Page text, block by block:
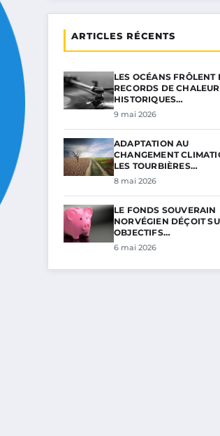
ARTICLES RÉCENTS
LES OCÉANS FRÔLENT
RECORDS DE CHALEUR
HISTORIQUES…
9 mai 2026
ADAPTATION AU
CHANGEMENT
LES TOURBIÈRES…
8 mai 2026
LE FONDS SOUVERAIN
NORVÉGIEN DÉÇOIT
OBJECTIFS…
6 mai 2026